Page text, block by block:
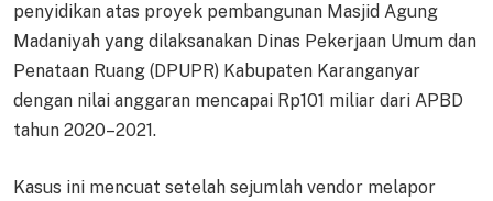
penyidikan atas proyek pembangunan Masjid Agung
Madaniyah yang dilaksanakan Dinas Pekerjaan Umum dan
Penataan Ruang (DPUPR) Kabupaten Karanganyar
dengan nilai anggaran mencapai Rp101 miliar dari APBD
tahun 2020–2021.
Kasus ini mencuat setelah sejumlah vendor melapor